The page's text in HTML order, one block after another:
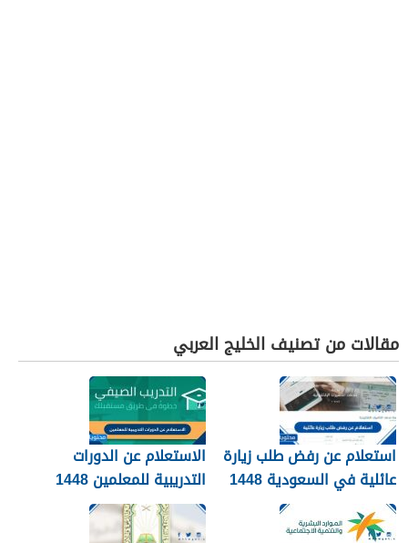
مقالات من تصنيف الخليج العربي
استعلام عن رفض طلب زيارة
عائلية في السعودية 1448
الرابط والطريقة
الاستعلام عن الدورات
التدريبية للمعلمين 1448